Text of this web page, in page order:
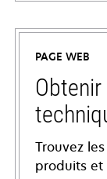
PAGE WEB
Trouvez
produits et